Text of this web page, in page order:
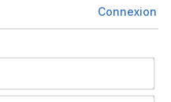
Connexion